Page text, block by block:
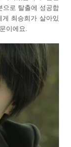
으로 탈출에 성공합
최승희가 살아있
이에요.